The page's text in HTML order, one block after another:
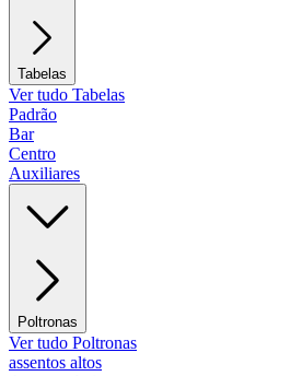
Tabelas
Ver tudo Tabelas
Padrão
Bar
Centro
Auxiliares
Poltronas
Ver tudo Poltronas
assentos altos